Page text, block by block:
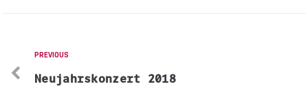
PREVIOUS
Neujahrskonzert 2018